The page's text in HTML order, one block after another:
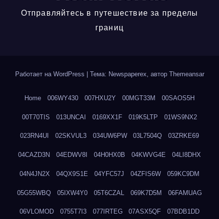
Отправляйтесь в путешествие за пределы
границ
Работает на WordPress Тема: Newspaperex, автор Themeansar
Home 006WY430 007HXU2Y 00MGT33M 00SAOS5H
00T70TIS 013UNCAI 0169XX1F 019K5LTP 01WS9NX2
023RN4UI 02SKVUL3 034UW6PW 03L7504Q 03ZRKE69
04CAZD3N 04EDWV8I 04H0HX0B 04KWVG4E 04LI8DHX
04N4JN2X 04QX9S1E 04YFC57J 04ZFIS6W 059KC9DM
05G55WBQ 05IXW4Y0 05T6CZAL 069K7D5M 06FAMUAG
06VLOMOD 0755T7I3 077IRTEG 07ASX5QF 07BDB1DD